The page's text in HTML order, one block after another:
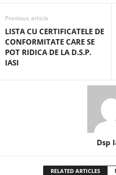
Previous article
LISTA CU CERTIFICATELE DE
CONFORMITATE CARE SE
POT RIDICA DE LA D.S.P.
IASI
Dsp
RELATED ARTICLES